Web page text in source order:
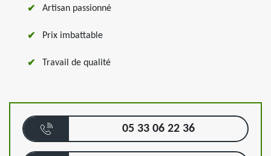
Artisan passionné
Prix imbattable
Travail de qualité
05 33 06 22 36